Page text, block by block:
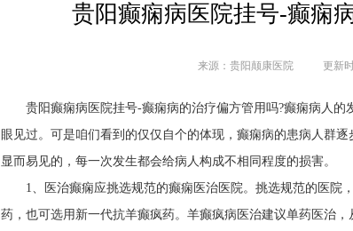
贵阳癫痫病医院挂号-癫痫
来源：贵阳颠康医院 更新
贵阳癫痫病医院挂号-癫痫病的治疗偏方管用吗?癫痫病人
眼见过。可是咱们看到的仅仅自个的体现，癫痫病的患病人群
显而易见的，每一次发生都会给病人构成不相同程度的损害。
1、医治癫痫应挑选规范的癫痫医治医院。挑选规范的医院
药，也可选用新一代抗羊癫疯药。羊癫疯病医治建议单药医治